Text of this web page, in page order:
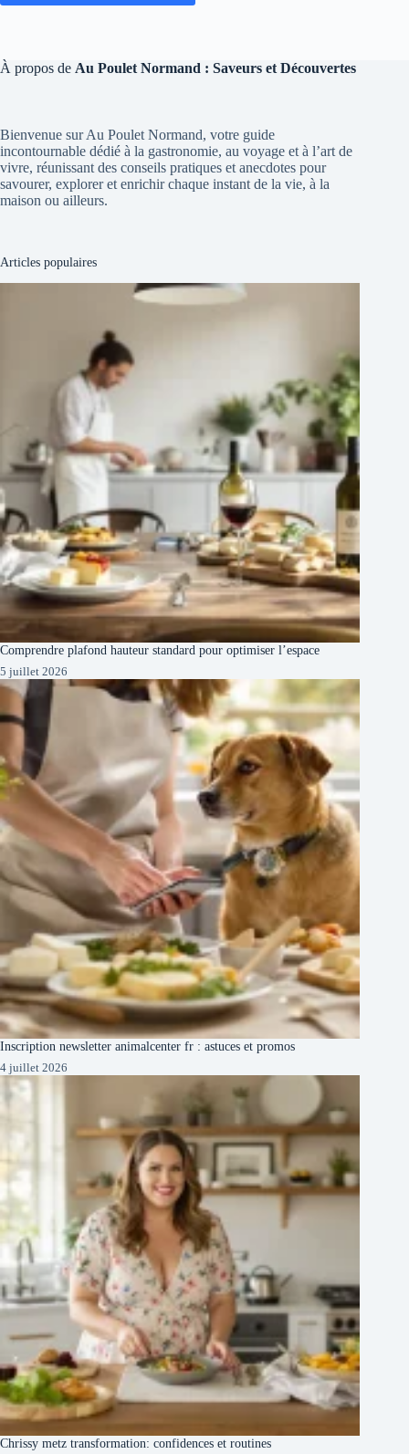
À propos de Au Poulet Normand : Saveurs et Découvertes
Bienvenue sur Au Poulet Normand, votre guide
incontournable dédié à la gastronomie, au voyage et à l’art de
vivre, réunissant des conseils pratiques et anecdotes pour
savourer, explorer et enrichir chaque instant de la vie, à la
maison ou ailleurs.
Articles populaires
Comprendre plafond hauteur standard pour optimiser l’espace
5 juillet 2026
Inscription newsletter animalcenter fr : astuces et promos
4 juillet 2026
Chrissy metz transformation: confidences et routines